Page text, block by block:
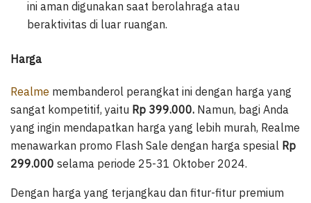
ini aman digunakan saat berolahraga atau
beraktivitas di luar ruangan.
Harga
Realme membanderol perangkat ini dengan harga yang
sangat kompetitif, yaitu Rp 399.000. Namun, bagi Anda
yang ingin mendapatkan harga yang lebih murah, Realme
menawarkan promo Flash Sale dengan harga spesial Rp
299.000 selama periode 25-31 Oktober 2024.
Dengan harga yang terjangkau dan fitur-fitur premium